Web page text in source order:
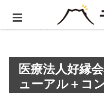
ホーム 静岡県のWEB
会様 サイトリニューアル＋コン
医療法人好縁
ューアル＋コ